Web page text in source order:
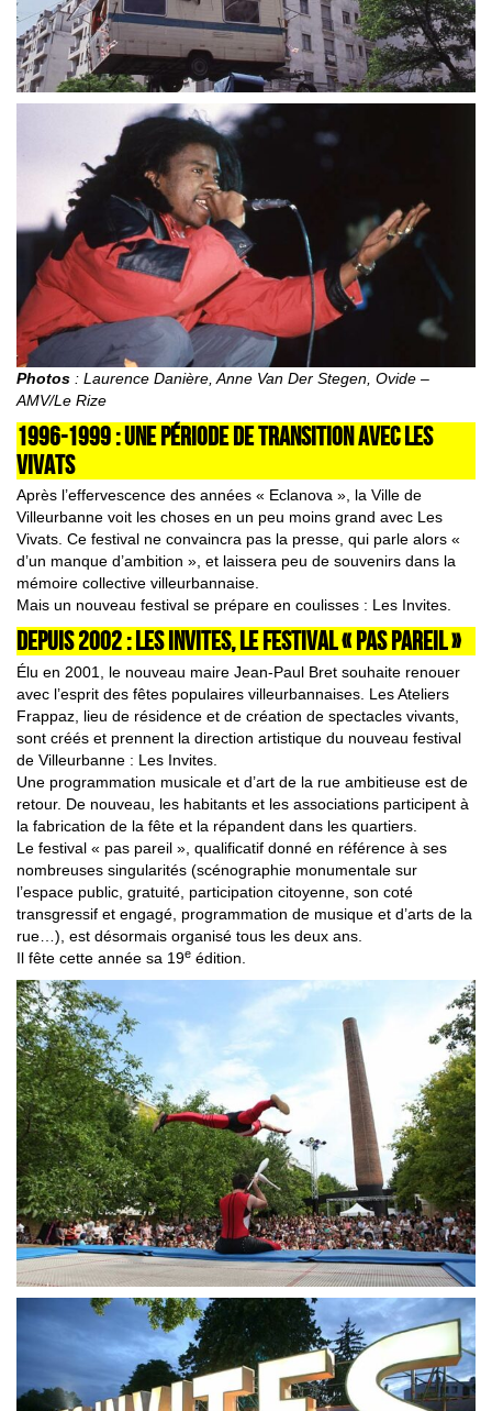
Photos : Laurence Danière, Anne Van Der Stegen, Ovide –
AMV/Le Rize
1996-1999 :UNE PÉRIODE DE TRANSITION AVEC LES
VIVATS
Après l’effervescence des années « Eclanova », la Ville de
Villeurbanne voit les choses en un peu moins grand avec Les
Vivats. Ce festival ne convaincra pas la presse, qui parle alors «
d’un manque d’ambition », et laissera peu de souvenirs dans la
mémoire collective villeurbannaise.
Mais un nouveau festival se prépare en coulisses : Les Invites.
DEPUIS 2002 : LES INVITES, LE FESTIVAL « PAS PAREIL »
Élu en 2001, le nouveau maire Jean-Paul Bret souhaite renouer
avec l’esprit des fêtes populaires villeurbannaises. Les Ateliers
Frappaz, lieu de résidence et de création de spectacles vivants,
sont créés et prennent la direction artistique du nouveau festival
de Villeurbanne : Les Invites.
Une programmation musicale et d’art de la rue ambitieuse est de
retour. De nouveau, les habitants et les associations participent à
la fabrication de la fête et la répandent dans les quartiers.
Le festival « pas pareil », qualificatif donné en référence à ses
nombreuses singularités (scénographie monumentale sur
l’espace public, gratuité, participation citoyenne, son coté
transgressif et engagé, programmation de musique et d’arts de la
rue…), est désormais organisé tous les deux ans.
Il fête cette année sa 19e édition.